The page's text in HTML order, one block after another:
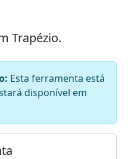
Trapézio.
Esta ferramenta está
disponível em